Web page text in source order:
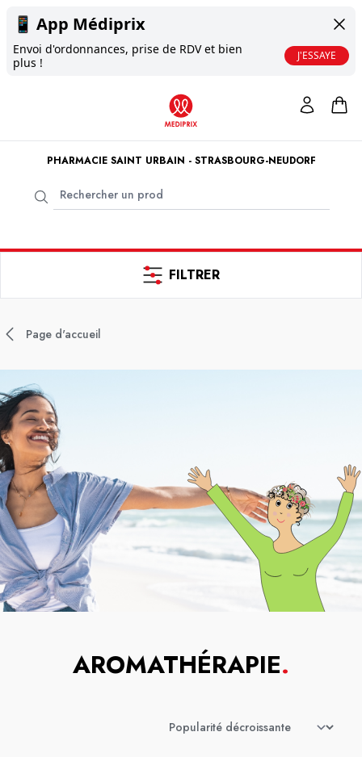
📱 App Médiprix
Envoi d'ordonnances, prise de RDV et bien
plus !
J'ESSAYE
PHARMACIE SAINT URBAIN - STRASBOURG-NEUDORF
FILTRER
Page d'accueil
AROMATHÉRAPIE.